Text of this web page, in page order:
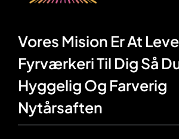
Vores Mision Er At
Fyrværkeri Til Dig Så
Hyggelig Og Farverig
Nytårsaften